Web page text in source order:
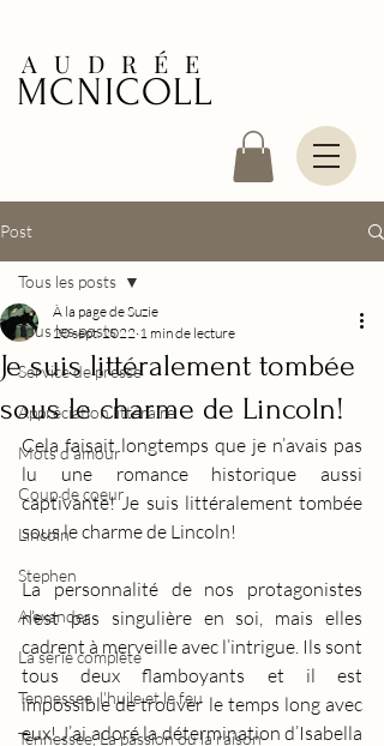
AUDRÉE
MCNICOLL
Post
Tous les posts
Service de presse
Appréciation littéraire
Mots d'amour
Coup de coeur
Lincoln
Stephen
Alexander
La série complète
Tennessee, l'huile et le feu
Tennessee, La passion ou la raison
Tous les posts
Je suis littéralement tombée
sous le charme de Lincoln!
À la page de Suzie
20 sept. 2022 1 min de lecture
Cela faisait longtemps que je n’avais pas
lu une romance historique aussi
captivante! Je suis littéralement tombée
sous le charme de Lincoln!
La personnalité de nos protagonistes
n’est pas singulière en soi, mais elles
cadrent à merveille avec l’intrigue. Ils sont
tous deux flamboyants et il est
impossible de trouver le temps long avec
eux! J’ai adoré la détermination d’Isabella